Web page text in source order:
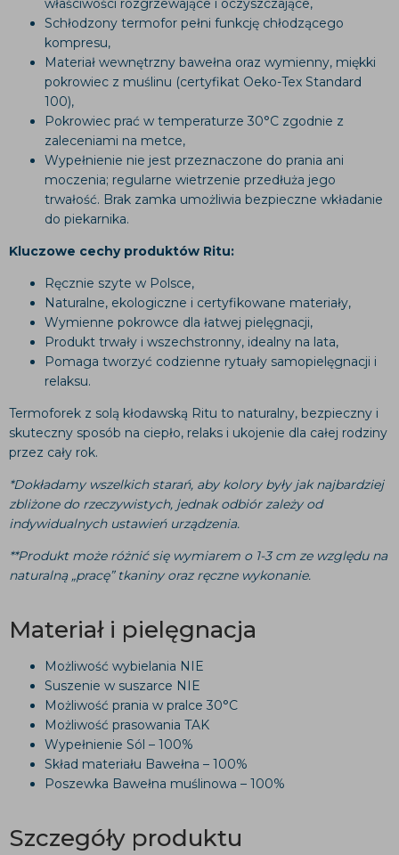
Schłodzony termofor pełni funkcję chłodzącego
kompresu,
Materiał wewnętrzny bawełna oraz wymienny, miękki
pokrowiec z muślinu (certyfikat Oeko-Tex Standard
100),
Pokrowiec prać w temperaturze 30°C zgodnie z
zaleceniami na metce,
Wypełnienie nie jest przeznaczone do prania ani
moczenia; regularne wietrzenie przedłuża jego
trwałość. Brak zamka umożliwia bezpieczne wkładanie
do piekarnika.
Kluczowe cechy produktów Ritu:
Ręcznie szyte w Polsce,
Naturalne, ekologiczne i certyfikowane materiały,
Wymienne pokrowce dla łatwej pielęgnacji,
Produkt trwały i wszechstronny, idealny na lata,
Pomaga tworzyć codzienne rytuały samopielęgnacji i
relaksu.
Termoforek z solą kłodawską Ritu to naturalny, bezpieczny i
skuteczny sposób na ciepło, relaks i ukojenie dla całej rodziny
przez cały rok.
*Dokładamy wszelkich starań, aby kolory były jak najbardziej
zbliżone do rzeczywistych, jednak odbiór zależy od
indywidualnych ustawień urządzenia.
**Produkt może różnić się wymiarem o 1-3 cm ze względu na
naturalną „pracę” tkaniny oraz ręczne wykonanie.
Materiał i pielęgnacja
Możliwość wybielania NIE
Suszenie w suszarce NIE
Możliwość prania w pralce 30°C
Możliwość prasowania TAK
Wypełnienie Sól – 100%
Skład materiału Bawełna – 100%
Poszewka Bawełna muślinowa – 100%
Szczegóły produktu